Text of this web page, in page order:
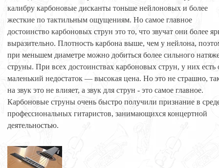
калибру карбоновые дисканты тоньше нейлоновых и более
жесткие по тактильным ощущениям. Но самое главное
достоинство карбоновых струн это то, что звучат они более
выразительно. Плотность карбона выше, чем у нейлона,
при меньшем диаметре можно добиться более сильного
струны. При всех достоинствах карбоновых струн, у них есть
маленький недостаток — высокая цена. Но это не страшно,
на звук это не влияет, а звук для струн - это самое главное.
Карбоновые струны очень быстро получили признание в
профессиональных гитаристов, занимающихся концертной
деятельностью.